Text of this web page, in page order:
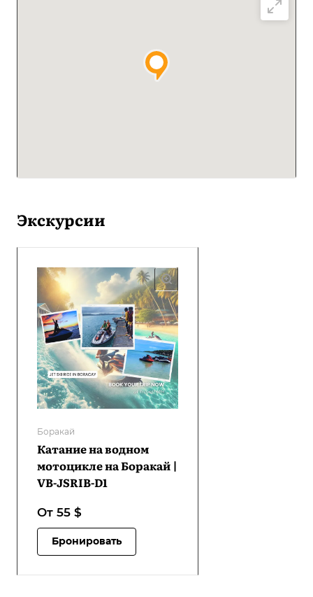
Экскурсии
Боракай
Катание на водном
мотоцикле на Боракай |
VB-JSRIB-D1
От 55 $
Бронировать